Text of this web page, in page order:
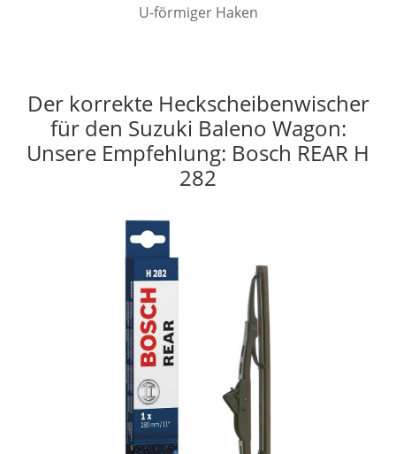
U-förmiger Haken
Der korrekte Heckscheibenwischer
für den Suzuki Baleno Wagon:
Unsere Empfehlung: Bosch REAR H
282